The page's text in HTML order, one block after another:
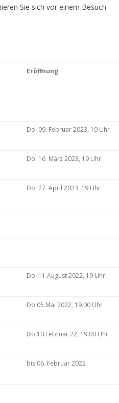
Sie sich vor einem Besuch
Eröffnung
Do. 09. Februar 2023, 19 Uhr
Do. 16. März 2023, 19 Uhr
Do. 27. April 2023, 19 Uhr
Do. 11.August 2022, 19 Uhr
Do 05.Mai 2022, 19.00 Uhr
Do 10.Februar 22, 19.00 Uhr
bis 06. Februar 2022